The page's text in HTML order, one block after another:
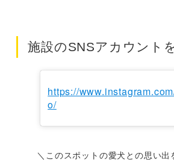
施設のSNSアカウント
https://
o/
＼このスポットの愛犬との思い出